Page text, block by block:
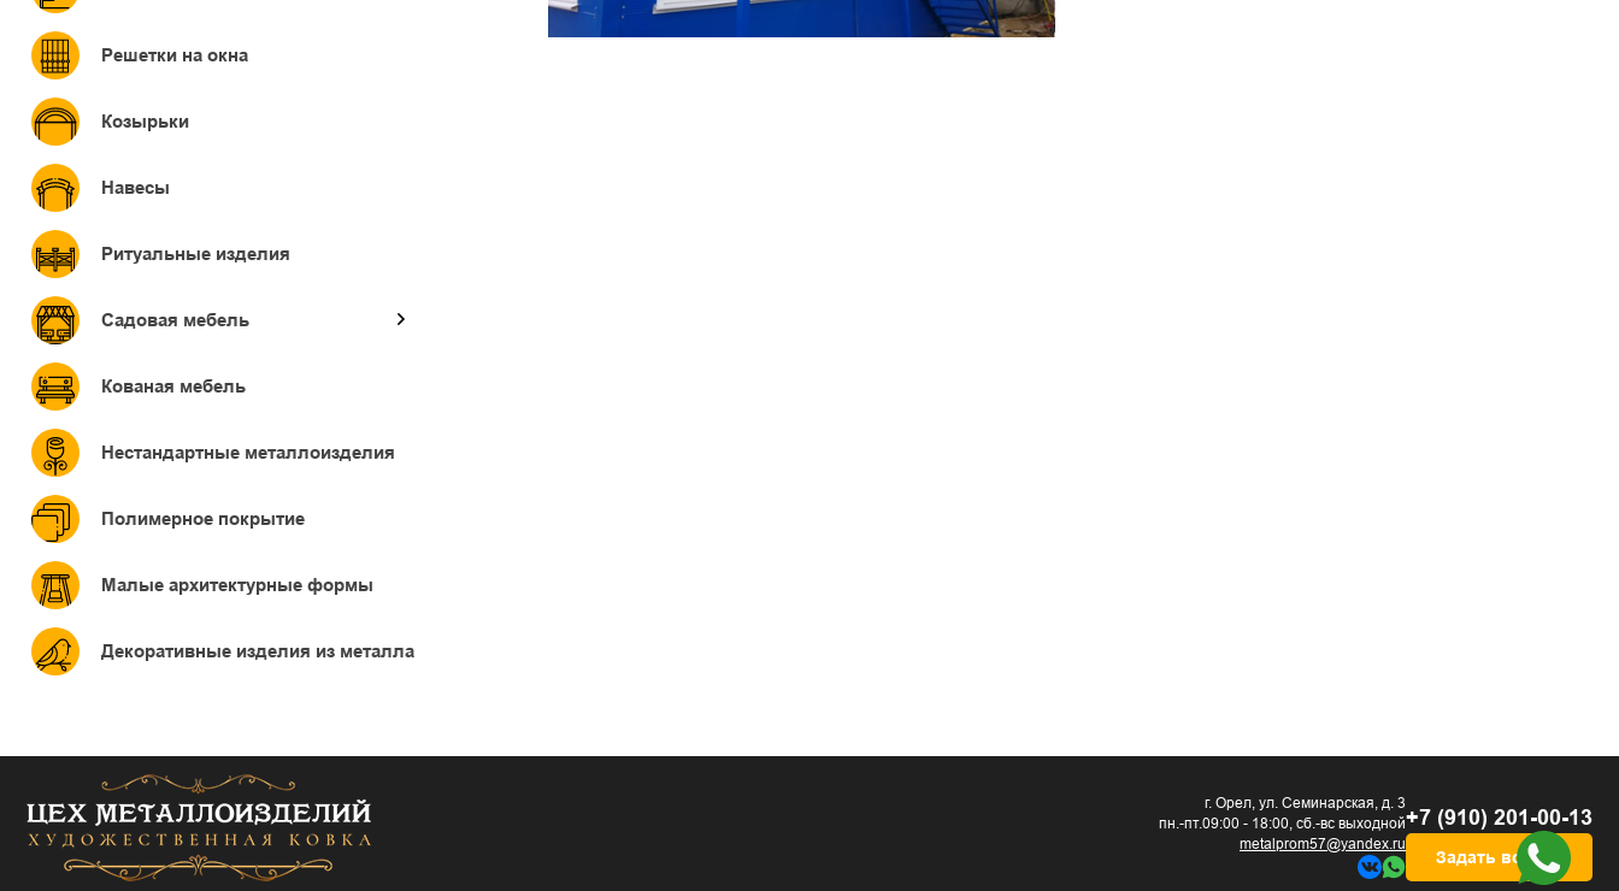
Решетки на окна
Козырьки
Навесы
Ритуальные изделия
Садовая мебель
Кованая мебель
Нестандартные металлоизделия
Полимерное покрытие
Малые архитектурные формы
Декоративные изделия из металла
г. Орел, ул. Семинарская, д. 3
пн.-пт.09:00 - 18:00, сб.-вс выходной
metalprom57@yandex.ru
+7 (910) 201-00-13
Задать вопрос